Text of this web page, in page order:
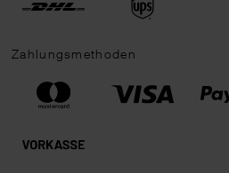
Zahlungsmethoden